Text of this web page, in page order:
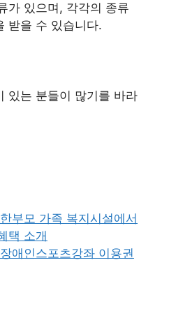
가 있으며, 각각의 종류
받을 수 있습니다.
있는 분들이 많기를 바라
부모 가족 복지시설에서
택 소개
애인스포츠강좌 이용권